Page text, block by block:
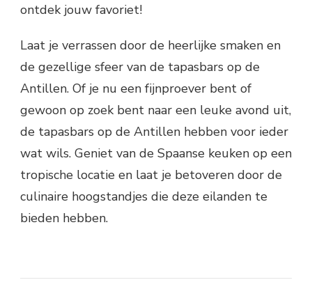
ontdek jouw favoriet!
Laat je verrassen door de heerlijke smaken en
de gezellige sfeer van de tapasbars op de
Antillen. Of je nu een fijnproever bent of
gewoon op zoek bent naar een leuke avond uit,
de tapasbars op de Antillen hebben voor ieder
wat wils. Geniet van de Spaanse keuken op een
tropische locatie en laat je betoveren door de
culinaire hoogstandjes die deze eilanden te
bieden hebben.